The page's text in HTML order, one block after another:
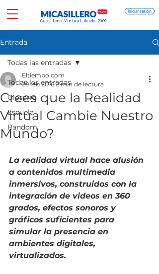
Iniciar sesión
Casillero Virtual desde 2009
Entrada
Todas las entradas
Glosario
Escuela
Random
Todas las entradas
Crees que la Realidad
Virtual Cambie Nuestro
Mundo?
Eltiempo.com
29 feb 2016 2 min de lectura
La realidad virtual hace alusión
a contenidos multimedia
inmersivos, construidos con la
integración de videos en 360
grados, efectos sonoros y
gráficos suficientes para
simular la presencia en
ambientes digitales,
virtualizados.